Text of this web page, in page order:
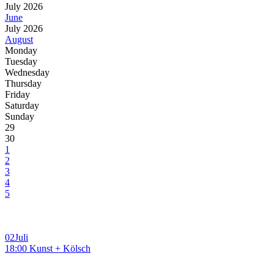
July 2026
June
July 2026
August
Monday
Tuesday
Wednesday
Thursday
Friday
Saturday
Sunday
29
30
1
2
3
4
5
02Juli
18:00 Kunst + Kölsch